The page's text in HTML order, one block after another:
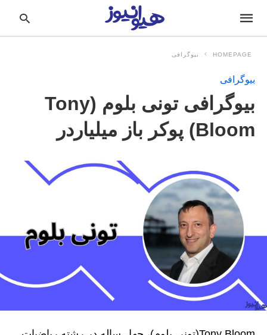
HOMEPAGE بیوگرافی
بیوگرافی
بیوگرافی تونی بلوم (Tony
Bloom) پوکر باز میلیاردر